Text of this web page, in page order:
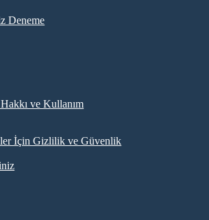
Deneme
ve Kullanım
İçin Gizlilik ve Güvenlik